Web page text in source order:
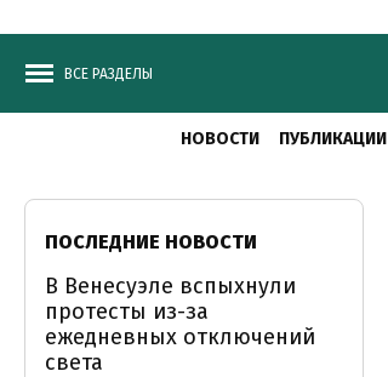
ВСЕ РАЗДЕЛЫ
НОВОСТИ ПУБЛИКАЦИИ
ПОСЛЕДНИЕ НОВОСТИ
В Венесуэле вспыхнули
протесты из-за
ежедневных отключений
света